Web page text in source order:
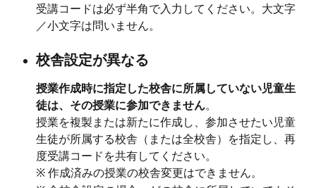
受講コードは必ず半角で入力してください。大文字
／小文字は問いません。
校舎設定が異なる
授業作成時に指定した校舎に所属していない児童生
徒は、その授業に参加できません。
授業を複製または新たに作成し、参加させたい児童
生徒が所属する校舎（または全校舎）を指定し、再
度受講コードを共有してください。
※ 作成済みの授業の校舎変更はできません。